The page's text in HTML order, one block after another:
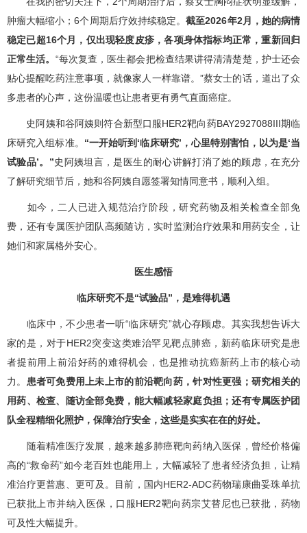
肿瘤大幅缩小；6个周期后疗效持续稳定。截至2026年2月，她的病情
稳定已超16个月，仅出现轻度皮疹，各项身体指标均正常，重新回归
正常生活。 “每次复查，医生都会把检查结果讲得清清楚楚，护士还会
贴心提醒吃药注意事项，就像家人一样靠谱。”蔡女士的话，道出了众
多患者的心声，这份温暖也让患者更有勇气直面癌症。
史阿姨和谷阿姨则符合新型口服HER2靶向药BAY2927088III期临
床研究入组标准。 “一开始听到‘临床研究’，心里特别害怕，以为是‘当
试验品’。”史阿姨坦言，是医生的耐心讲解打消了她的顾虑，在充分
了解研究细节后，她和谷阿姨自愿签署知情同意书，顺利入组。
如今，二人已进入规范治疗阶段，研究药物及相关检查全部免
费，还有专属医护团队高频随访，实时监测治疗效果和用药安全，让
她们和家属格外安心。
医生感悟
临床研究不是“试验品”，是难得机遇
临床中，不少患者一听“临床研究”就心存顾虑。其实我想告诉大
家的是，对于HER2突变这类难治罕见靶点肺癌，新药临床研究是患
者提前用上前沿好药的难得机会，也是推动抗癌新药上市的核心动
力。 患者可免费用上未上市的前沿靶向药，针对性更强；研究相关的
用药、检查、随访全部免费，能大幅减轻家庭负担；还有专属医护团
队全程精细化照护，保障治疗安全，这些是实实在在的好处。
随着精准医疗发展，越来越多肺癌靶向药纳入医保，曾经价格偏
高的“救命药”如今老百姓也能用上，大幅减轻了患者经济负担，让精
准治疗更普惠、更可及。目前，国内HER2-ADC药物瑞康曲妥珠单抗
已获批上市并纳入医保，口服HER2靶向药宗艾替尼也已获批，药物
可及性大幅提升。